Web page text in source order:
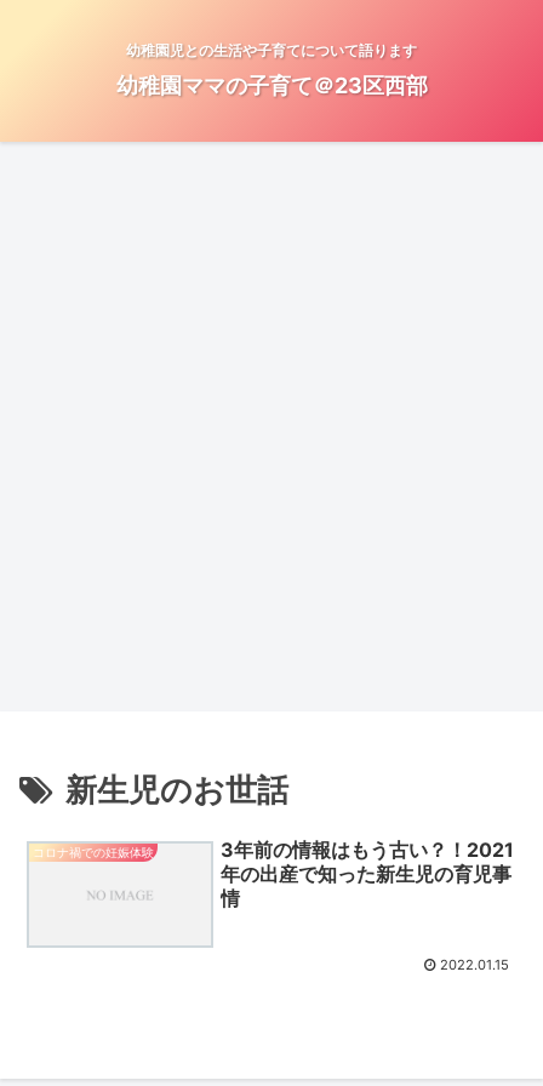
幼稚園児との生活や子育てについて語ります
幼稚園ママの子育て＠23区西部
新生児のお世話
コロナ禍での妊娠体験
3年前の情報はもう古い？！2021
年の出産で知った新生児の育児事
情
2022.01.15